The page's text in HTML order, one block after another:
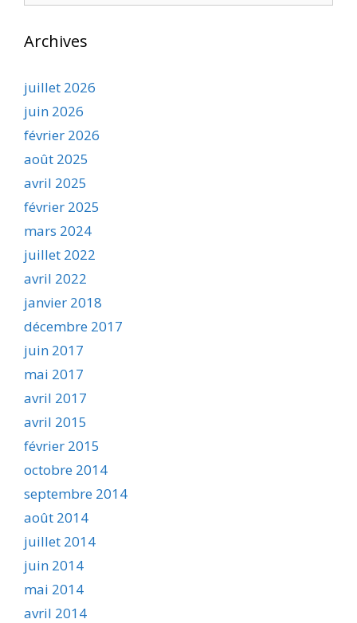
Archives
juillet 2026
juin 2026
février 2026
août 2025
avril 2025
février 2025
mars 2024
juillet 2022
avril 2022
janvier 2018
décembre 2017
juin 2017
mai 2017
avril 2017
avril 2015
février 2015
octobre 2014
septembre 2014
août 2014
juillet 2014
juin 2014
mai 2014
avril 2014